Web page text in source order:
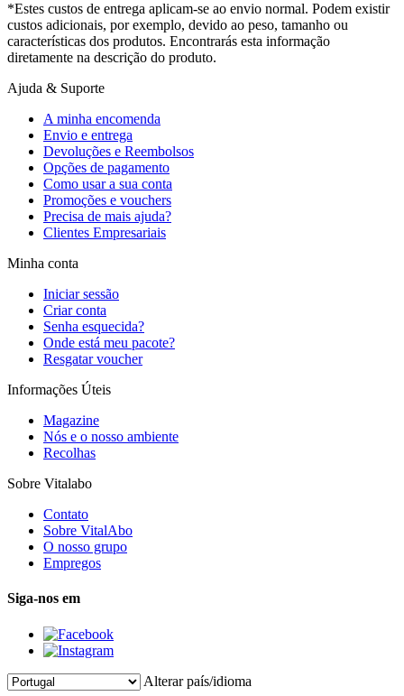
*Estes custos de entrega aplicam-se ao envio normal. Podem existir
custos adicionais, por exemplo, devido ao peso, tamanho ou
características dos produtos. Encontrarás esta informação
diretamente na descrição do produto.
Ajuda & Suporte
A minha encomenda
Envio e entrega
Devoluções e Reembolsos
Opções de pagamento
Como usar a sua conta
Promoções e vouchers
Precisa de mais ajuda?
Clientes Empresariais
Minha conta
Iniciar sessão
Criar conta
Senha esquecida?
Onde está meu pacote?
Resgatar voucher
Informações Úteis
Magazine
Nós e o nosso ambiente
Recolhas
Sobre Vitalabo
Contato
Sobre VitalAbo
O nosso grupo
Empregos
Siga-nos em
Alterar país/idioma